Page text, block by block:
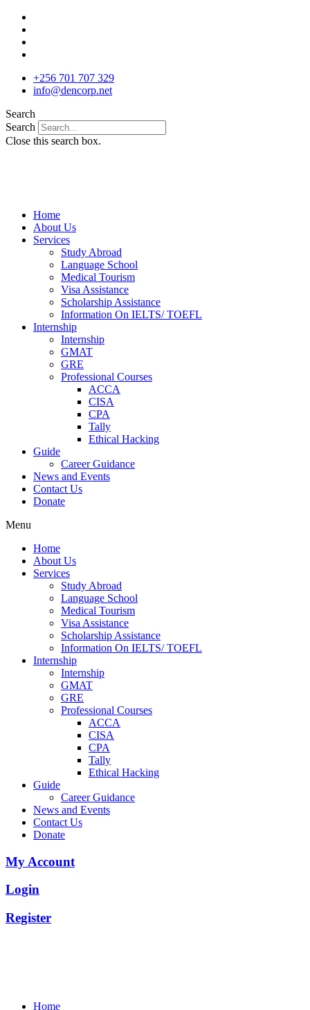
Skip
content
+256 701 707 329
info@dencorp.net
Search
Search
Close this search box.
Home
About Us
Services
Study Abroad
Language School
Medical Tourism
Visa Assistance
Scholarship Assistance
Information On IELTS/ TOEFL
Internship
Internship
GMAT
GRE
Professional Courses
ACCA
CISA
CPA
Tally
Ethical Hacking
Guide
Career Guidance
News and Events
Contact Us
Donate
Menu
Home
About Us
Services
Study Abroad
Language School
Medical Tourism
Visa Assistance
Scholarship Assistance
Information On IELTS/ TOEFL
Internship
Internship
GMAT
GRE
Professional Courses
ACCA
CISA
CPA
Tally
Ethical Hacking
Guide
Career Guidance
News and Events
Contact Us
Donate
My Account
Login
Register
Home